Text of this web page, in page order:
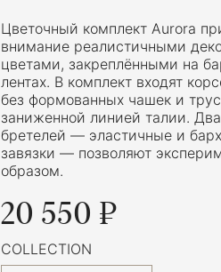
Цветочный комплект Aurora
внимание реалистичными
цветами, закреплёнными на
лентах. В комплект входят
без формованных чашек и
заниженной линией талии.
бретелей — эластичные и
завязки — позволяют
образом.
20 550 ₽
COLLECTION